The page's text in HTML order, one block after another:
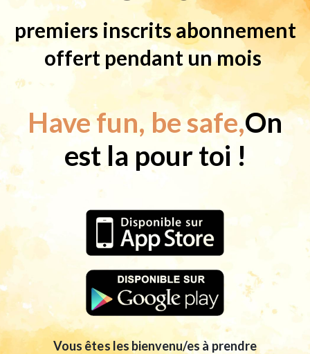
premiers inscritsabonnement
offert pendantunmois
Havefun, besafe,On
est la pourtoi !
Vous êtes les bienvenu/es à prendre